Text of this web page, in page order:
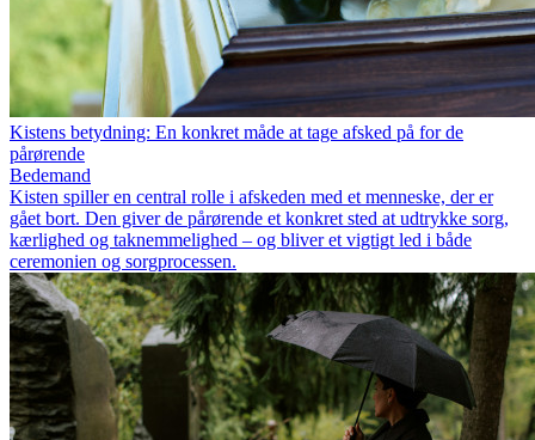
Kistens betydning: En konkret måde at tage afsked på for de
pårørende
Bedemand
Kisten spiller en central rolle i afskeden med et menneske, der er
gået bort. Den giver de pårørende et konkret sted at udtrykke sorg,
kærlighed og taknemmelighed – og bliver et vigtigt led i både
ceremonien og sorgprocessen.